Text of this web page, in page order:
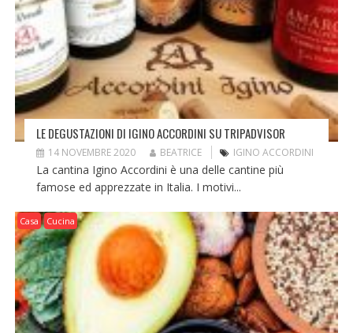
LE DEGUSTAZIONI DI IGINO ACCORDINI SU TRIPADVISOR
14 NOVEMBRE 2020 BEATRICE IGINO ACCORDINI
La cantina Igino Accordini è una delle cantine più
famose ed apprezzate in Italia. I motivi...
Casa Cucina